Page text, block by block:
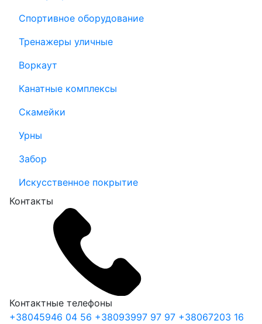
Спортивное оборудование
Тренажеры уличные
Воркаут
Канатные комплексы
Скамейки
Урны
Забор
Искусственное покрытие
Контакты
Контактные телефоны
+38045946 04 56 +38093997 97 97 +38067203 16